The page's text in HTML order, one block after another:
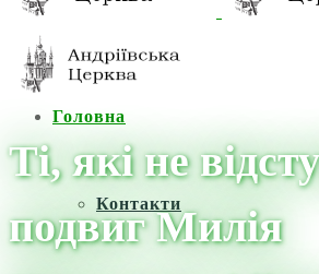
Головна
Контакти
Ті, які не
подвиг Милія